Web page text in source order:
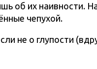
об их наивности.
чепухой.
не о глупости